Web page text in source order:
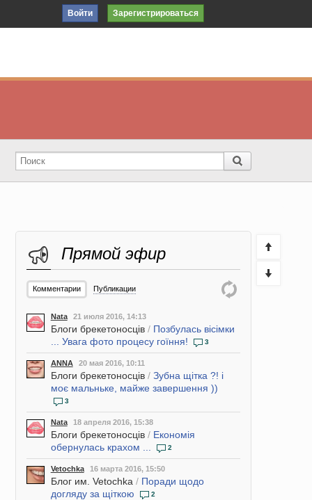
Войти Зарегистрироваться
Прямой эфир
Комментарии Публикации
Nata 21 июля 2016, 14:13
Блоги брекетоносців/ Позбулась вісімки
... Увага фото процесу гоїння!
3
ANNA 20 мая 2016, 10:11
Блоги брекетоносців/ Зубна щітка ?! і
моє мальньке, майже завершення ))
3
Nata 18 апреля 2016, 15:38
Блоги брекетоносців/ Економія
обернулась крахом ...
2
Vetochka 16 марта 2016, 15:50
Блог им. Vetochka / Поради щодо
догляду за щіткою
2